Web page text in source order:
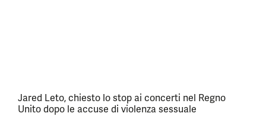
Jared Leto, chiesto lo stop ai concerti nel Regno
Unito dopo le accuse di violenza sessuale